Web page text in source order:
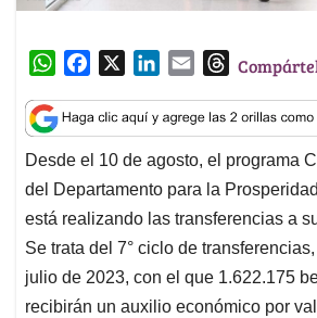
W
a
t
s
A
p
p
c
e
b
o
o
k
n
k
e
d
I
n
a
i
l
T
r
e
a
d
s
Desde el 10 de agosto, el programa
del Departamento para la
está realizando las transferencias a
Se trata del 7° ciclo de
julio de 2023, con el que 1.622.175
recibirán un auxilio económico por